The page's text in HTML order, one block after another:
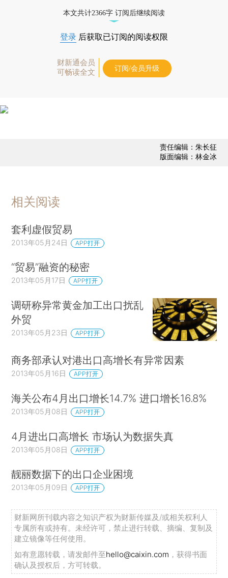
本文共计2366字 订阅后继续阅读
登录 后获取已订阅的阅读权限
财新通会员
可畅读全文
订阅/会员升级
责任编辑：朱长征
版面编辑：林金冰
相关阅读
套利虚假贸易
2013年05月24日 APP打开
“贸易”融资的秘密
2013年05月17日 APP打开
调研称异常黄金加工出口扰乱
外贸
2013年05月23日 APP打开
商务部承认对港出口高增长有异常因素
2013年05月16日 APP打开
海关公布4月出口增长14.7% 进口增长16.8%
2013年05月08日 APP打开
4月进出口高增长 市场认为数据失真
2013年05月08日 APP打开
靓丽数据下的出口企业困境
2013年05月09日 APP打开
财新网所刊载内容之知识产权为财新传媒及/或相关权利人
专属所有或持有。未经许可，禁止进行转载、摘编、复制及
建立镜像等任何使用。
如有意愿转载，请发邮件至hello@caixin.com ，获得书面
确认及授权后，方可转载。